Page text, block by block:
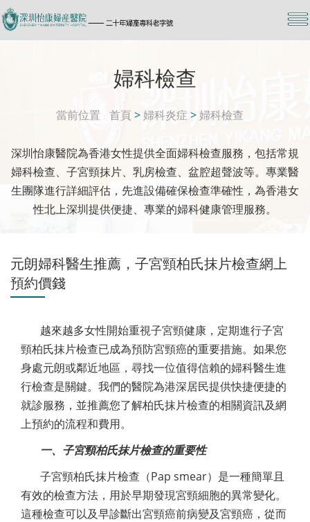
婦科檢查
當前位置 首頁 >婦科炎症 >婦科檢查
深圳怡康醫院為香港女性提供全面婦科檢查服務，包括常規
婦科檢查、子宮頸抹片、乳房檢查、盆腔超聲波等。專業醫
生團隊進行詳細評估，先進設備確保檢查準確性，為香港女
性北上深圳提供便捷、專業的婦科健康管理服務。
元朗婦科醫生推薦，子宮頸柏氏抹片檢查網上
預約價錢
越來越多女性開始重視子宮頸健康，定期進行子宮
頸柏氏抹片檢查已成為預防宮頸癌的重要措施。如果您
身處元朗或鄰近地區，尋找一位值得信賴的婦科醫生進
行檢查是關鍵。我們的醫院為港深居民提供快捷便捷的
就診服務，並推薦您了解柏氏抹片檢查的相關資訊及網
上預約的流程和費用。
一、子宮頸柏氏抹片檢查的重要性
子宮頸柏氏抹片檢查（Pap smear）是一種簡單且
有效的檢查方法，用於早期發現宮頸細胞的異常變化。
這種檢查可以及早診斷出宮頸癌前病變及宮頸癌，從而